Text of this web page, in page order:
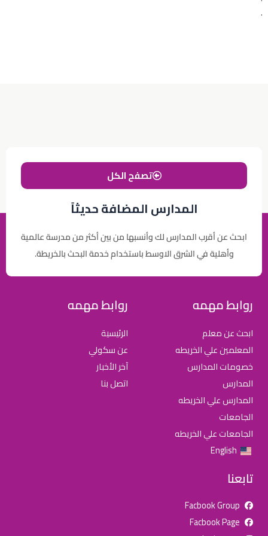
.
المدارس المضافة حديثاً
ابحث عن أقرب المدارس لك وأنسبها من بين أكثر من مدرسة عالمية
وأهلية في الشرق الاوسط باستخدام خدمة البحث بالخريطة.
تصفح الكل
روابط مهمه
ابحث عن معلم
المعلمين علي الخريطه
خصومات المدارس
المدارس
المدارس علي الخريطه
الجامعات
الجامعات علي الخريطه
English
روابط مهمه
الرئيسية
عن سكولي
آخر الأخبار
اتصل بنا
تابعنا
Facbook Group
Facbook Page